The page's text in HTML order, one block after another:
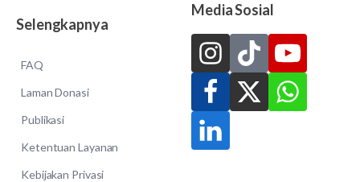
Selengkapnya
FAQ
Laman Donasi
Publikasi
Ketentuan Layanan
Kebijakan Privasi
Media Sosial